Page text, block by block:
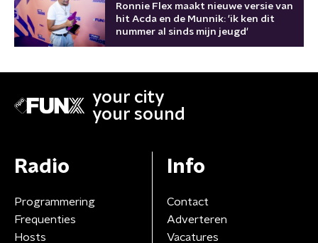
Ronnie Flex maakt nieuwe versie van
hit Acda en de Munnik: 'ik ken dit
nummer al sinds mijn jeugd'
your city
your sound
Radio
Programmering
Frequenties
Hosts
Info
Contact
Adverteren
Vacatures